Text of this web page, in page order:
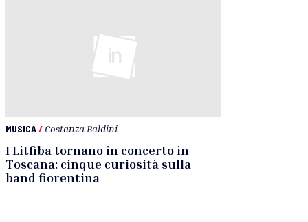
MUSICA/ Costanza Baldini
I Litfiba tornano in concerto in
Toscana: cinque curiosità sulla
band fiorentina